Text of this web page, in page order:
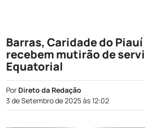
Barras, Caridade do
recebem mutirão de
Equatorial
Por Direto da Redação
3 de Setembro de 2025 às 12:02